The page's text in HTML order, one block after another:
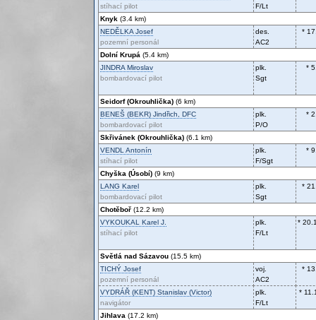
stíhací pilot
F/Lt
Knyk (3.4 km)
NEDĚLKA Josef
pozemní personál
des.
AC2
*
Dolní Krupá (5.4 km)
JINDRA Miroslav
bombardovací pilot
plk.
Sgt
*
Seidorf (Okrouhlička) (6 km)
BENEŠ (BEKR) Jindřich, DFC
bombardovací pilot
plk.
P/O
*
Skřivánek (Okrouhlička) (6.1 km)
VENDL Antonín
stíhací pilot
plk.
F/Sgt
*
Chyška (Úsobí) (9 km)
LANG Karel
bombardovací pilot
plk.
Sgt
*
Chotěboř (12.2 km)
VYKOUKAL
Karel J.
stíhací pilot
plk.
F/Lt
*
Světlá nad Sázavou (15.5 km)
TICHÝ Josef
pozemní personál
voj.
AC2
*
VYDRÁŘ (KENT) Stanislav (Victor)
navigátor
plk.
F/Lt
*
Jihlava (17.2 km)